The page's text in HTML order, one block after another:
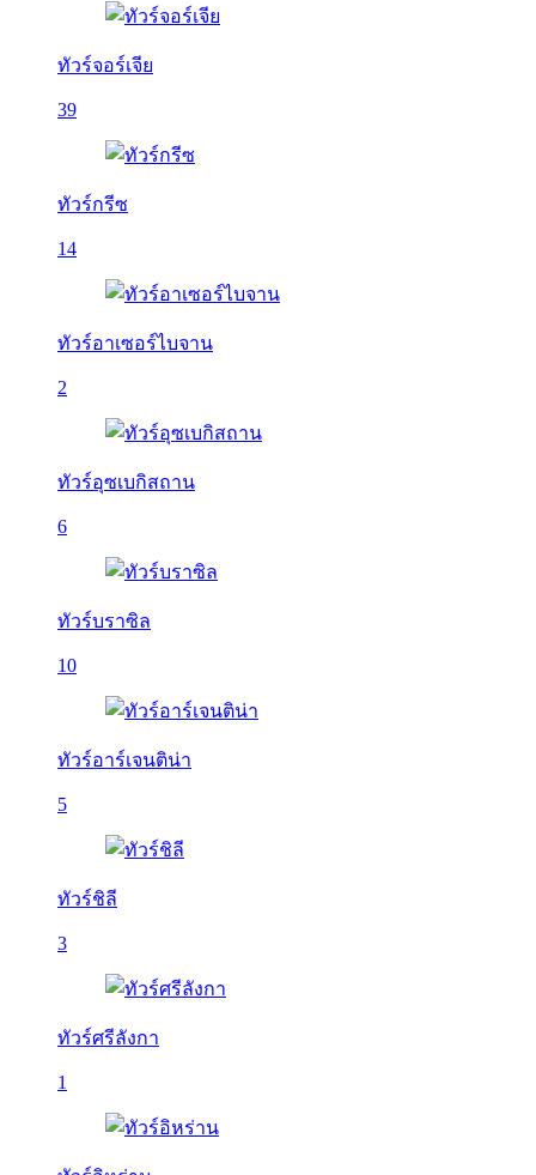
ทัวร์จอร์เจีย
39
ทัวร์กรีซ
14
ทัวร์อาเซอร์ไบจาน
2
ทัวร์อุซเบกิสถาน
6
ทัวร์บราซิล
10
ทัวร์อาร์เจนติน่า
5
ทัวร์ชิลี
3
ทัวร์ศรีลังกา
1